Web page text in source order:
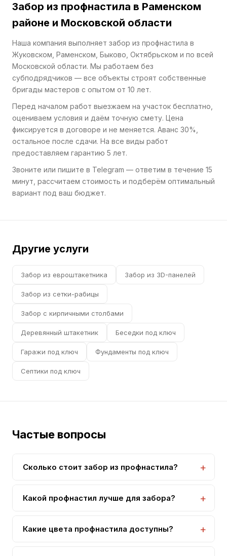
Забор из профнастила в Раменском
районе и Московской области
Наша компания выполняет забор из профнастила в
Жуковском, Раменском, Быково, Октябрьском и по всей
Московской области. Мы работаем без
субподрядчиков — все объекты строят собственные
бригады мастеров с опытом от 10 лет.
Перед началом работ выезжаем на участок бесплатно,
оцениваем условия и даём точную смету. Цена
фиксируется в договоре и не меняется. Аванс 30%,
остальное после сдачи. На все виды работ
предоставляем гарантию 5 лет.
Звоните или пишите в Telegram — ответим в течение 15
минут, рассчитаем стоимость и подберём оптимальный
вариант под ваш бюджет.
Другие услуги
Забор из евроштакетника Забор из 3D-панелей
Забор из сетки-рабицы
Забор с кирпичными столбами
Деревянный штакетник Беседки под ключ
Гаражи под ключ Фундаменты под ключ
Септики под ключ
Частые вопросы
Сколько стоит забор из профнастила?
Самый бюджетный вариант глухого забора.
Какой профнастил лучше для забора?
полимерным покрытием. Толщина 0,4–0,5 мм —
Какие цвета профнастила доступны?